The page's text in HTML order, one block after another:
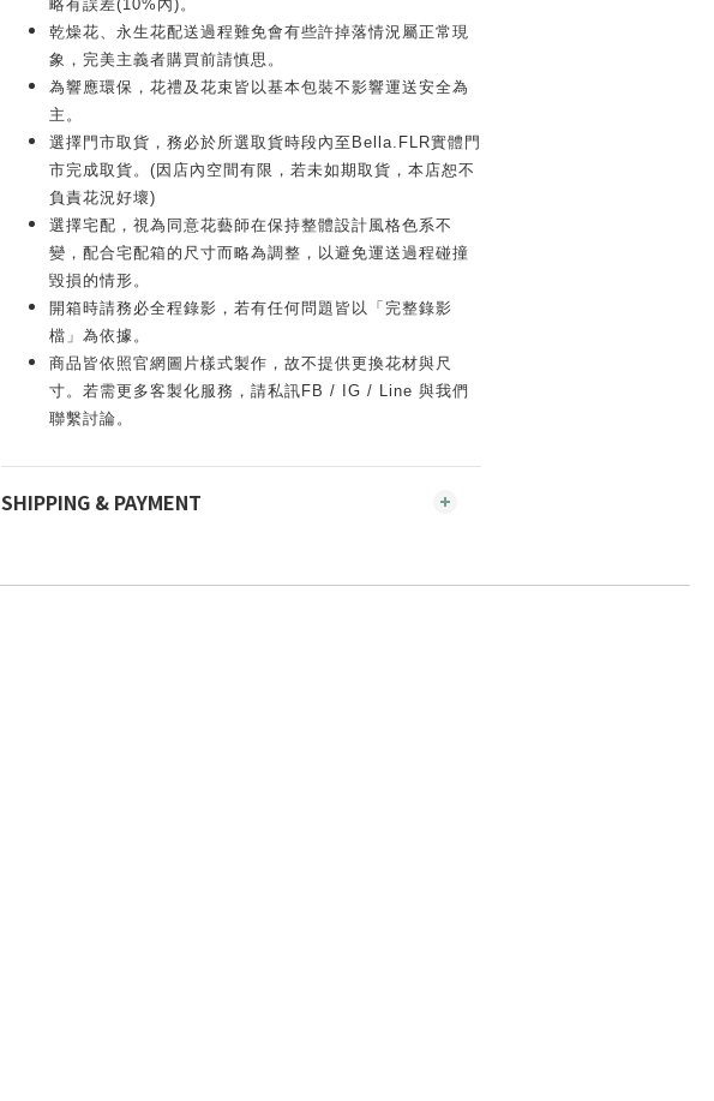
略有誤差(10%內)。
乾燥花、永生花配送過程難免會有些許掉落情況屬正常現
象，完美主義者購買前請慎思。
為響應環保，花禮及花束皆以基本包裝不影響運送安全為
主。
選擇門市取貨，務必於所選取貨時段內至Bella.FLR實體門
市完成取貨。(因店內空間有限，若未如期取貨，本店恕不
負責花況好壞)
選擇宅配，視為同意花藝師在保持整體設計風格色系不
變，配合宅配箱的尺寸而略為調整，以避免運送過程碰撞
毀損的情形。
開箱時請務必全程錄影，若有任何問題皆以「完整錄影
檔」為依據。
商品皆依照官網圖片樣式製作，故不提供更換花材與尺
寸。若需更多客製化服務，請私訊FB / IG / Line 與我們
聯繫討論。
SHIPPING & PAYMENT